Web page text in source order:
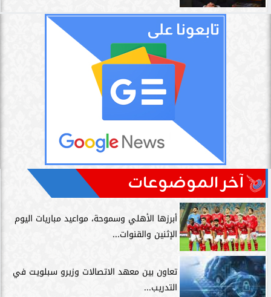
آخر الموضوعات
أبرزها الأهلي وسموحة، مواعيد مباريات اليوم
الإثنين والقنوات...
تعاون بين معهد الاتصالات وزيرو سبلويت في
التدريب...